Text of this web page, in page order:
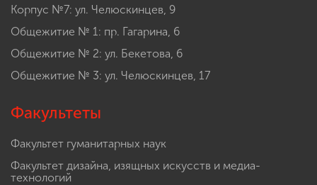
Корпус №7: ул. Челюскинцев, 9
Общежитие № 1: пр. Гагарина, 6
Общежитие № 2: ул. Бекетова, 6
Общежитие № 3: ул. Челюскинцев, 17
Факультеты
Факультет гуманитарных наук
Факультет дизайна, изящных искусств и медиа-
технологий